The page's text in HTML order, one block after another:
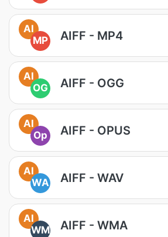
AI
MP
AIFF - MP4
AI
OG
AIFF - OGG
AI
Op
AIFF - OPUS
AI
WA
AIFF - WAV
AI
WM
AIFF - WMA